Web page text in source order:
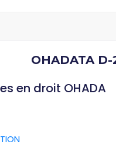
OHADATA
en droit OHADA